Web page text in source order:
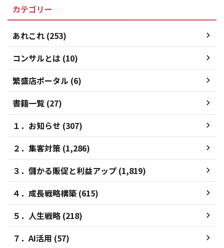
カテゴリー
あれこれ (253)
コンサルとは (10)
繁盛店ポータル (6)
書籍一覧 (27)
１．お知らせ (307)
２．集客対策 (1,286)
３．儲かる販促と利益アップ (1,819)
４．成長戦略構築 (615)
５．人生戦略 (218)
７．AI活用 (57)